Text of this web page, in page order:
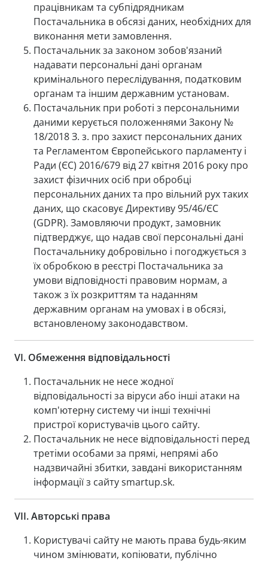
працівникам та субпідрядникам
Постачальника в обсязі даних, необхідних для
виконання мети замовлення.
Постачальник за законом зобов'язаний
надавати персональні дані органам
кримінального переслідування, податковим
органам та іншим державним установам.
Постачальник при роботі з персональними
даними керується положеннями Закону №
18/2018 З. з. про захист персональних даних
та Регламентом Європейського парламенту і
Ради (ЄС) 2016/679 від 27 квітня 2016 року про
захист фізичних осіб при обробці
персональних даних та про вільний рух таких
даних, що скасовує Директиву 95/46/ЄС
(GDPR). Замовляючи продукт, замовник
підтверджує, що надав свої персональні дані
Постачальнику добровільно і погоджується з
їх обробкою в реєстрі Постачальника за
умови відповідності правовим нормам, а
також з їх розкриттям та наданням
державним органам на умовах і в обсязі,
встановленому законодавством.
VI. Обмеження відповідальності
Постачальник не несе жодної
відповідальності за віруси або інші атаки на
комп'ютерну систему чи інші технічні
пристрої користувачів цього сайту.
Постачальник не несе відповідальності перед
третіми особами за прямі, непрямі або
надзвичайні збитки, завдані використанням
інформації з сайту smartup.sk.
VII.Авторські права
Користувачі сайту не мають права будь-яким
чином змінювати, копіювати, публічно